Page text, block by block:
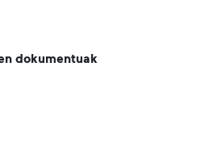
dokumentuak